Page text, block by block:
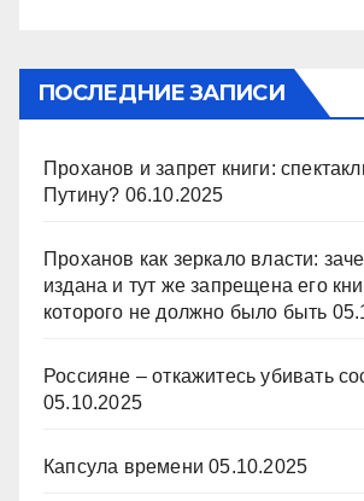
ПОСЛЕДНИЕ ЗАПИСИ
Проханов и запрет книги:
Путину? 06.10.2025
Проханов как зеркало власти:
издана и тут же запрещена его
которого не должно было быть
Россияне – откажитесь убивать
05.10.2025
Капсула времени 05.10.2025